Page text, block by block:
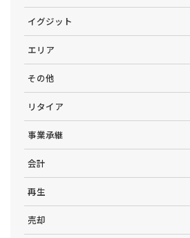
イグジット
エリア
その他
リタイア
事業承継
会計
再生
売却